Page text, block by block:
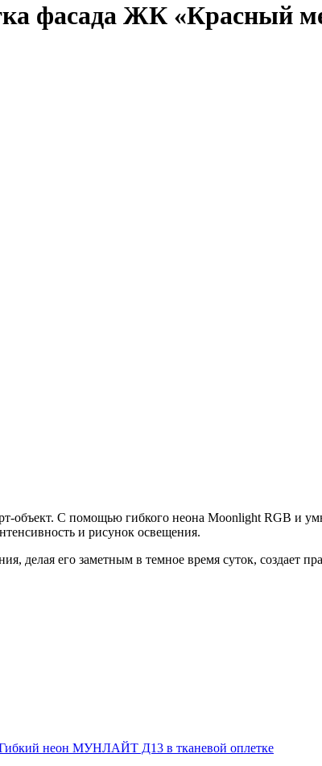
фасада ЖК «Красный
объект. С помощью гибкого неона Moonlight RGB и
и рисунок освещения.
делая его заметным в темное время суток, создает
неон МУНЛАЙТ Д13 в тканевой оплетке